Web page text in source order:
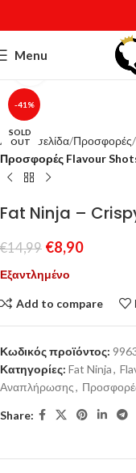
Menu
-41%
SOLD
OUT
Κάντε κλικ για
Αρχική σελίδα Προσφορές
Προσφορές Flavour
Fat Ninja –
€14,99 €8,90
Εξαντλημένο
Add to compare
Κωδικός προϊόντος:
Κατηγορίες: Fat Ninja,
Αναπλήρωσης,
Share: